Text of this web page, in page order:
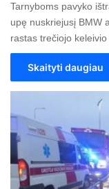
Tarnyboms pavyko
upę nuskriejusį BMW
rastas trečiojo
Skaityti daugiau